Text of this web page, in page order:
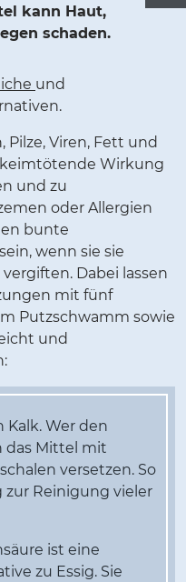
kann Haut,
schaden.
und
Viren, Fett und
keimtötende Wirkung
und zu
oder Allergien
bunte
wenn sie sie
Dabei lassen
mit fünf
Putzschwamm sowie
und
Kalk. Wer den
das Mittel mit
versetzen. So
Reinigung vieler
ist eine
zu Essig. Sie